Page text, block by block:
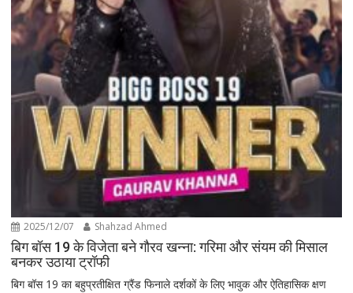
2025/12/07 Shahzad Ahmed
बिग बॉस 19 के विजेता बने गौरव खन्ना: गरिमा और संयम की मिसाल
बनकर उठाया ट्रॉफी
बिग बॉस 19 का बहुप्रतीक्षित ग्रैंड फिनाले दर्शकों के लिए भावुक और ऐतिहासिक क्षण